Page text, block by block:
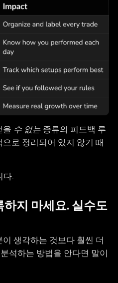
을 수 없는종류의 피드백 루
로 정리되어 있지 않기 때
다.
지 마세요. 실수도
생각하는 것보다 훨씬 더
석하는 방법을 안다면 말이